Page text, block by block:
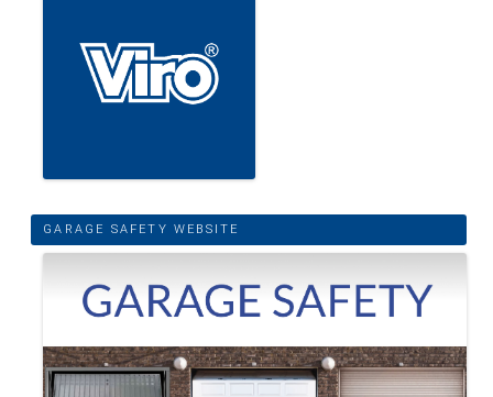
GARAGE SAFETY WEBSITE